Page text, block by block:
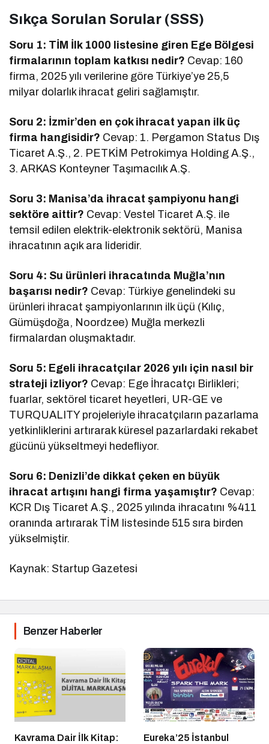
Sıkça Sorulan Sorular (SSS)
Soru 1: TİM İlk 1000 listesine giren Ege Bölgesi
firmalarının toplam katkısı nedir? Cevap: 160
firma, 2025 yılı verilerine göre Türkiye’ye 25,5
milyar dolarlık ihracat geliri sağlamıştır.
Soru 2: İzmir’den en çok ihracat yapan ilk üç
firma hangisidir? Cevap: 1. Pergamon Status Dış
Ticaret A.Ş., 2. PETKİM Petrokimya Holding A.Ş.,
3. ARKAS Konteyner Taşımacılık A.Ş.
Soru 3: Manisa’da ihracat şampiyonu hangi
sektöre aittir? Cevap: Vestel Ticaret A.Ş. ile
temsil edilen elektrik-elektronik sektörü, Manisa
ihracatının açık ara lideridir.
Soru 4: Su ürünleri ihracatında Muğla’nın
başarısı nedir? Cevap: Türkiye genelindeki su
ürünleri ihracat şampiyonlarının ilk üçü (Kılıç,
Gümüşdoğa, Noordzee) Muğla merkezli
firmalardan oluşmaktadır.
Soru 5: Egeli ihracatçılar 2026 yılı için nasıl bir
strateji izliyor? Cevap: Ege İhracatçı Birlikleri;
fuarlar, sektörel ticaret heyetleri, UR-GE ve
TURQUALITY projeleriyle ihracatçıların pazarlama
yetkinliklerini artırarak küresel pazarlardaki rekabet
gücünü yükseltmeyi hedefliyor.
Soru 6: Denizli’de dikkat çeken en büyük
ihracat artışını hangi firma yaşamıştır? Cevap:
KCR Dış Ticaret A.Ş., 2025 yılında ihracatını %411
oranında artırarak TİM listesinde 515 sıra birden
yükselmiştir.
Kaynak: Startup Gazetesi
Benzer Haberler
Kavrama Dair İlk Kitap:
Eureka’25 İstanbul